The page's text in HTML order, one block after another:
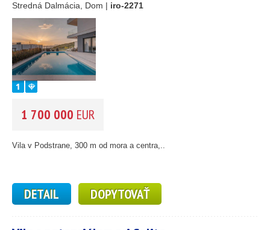
Stredná Dalmácia, Dom | iro-2271
1 700 000 EUR
Vila v Podstrane, 300 m od mora a centra,..
DETAIL DOPYTOVAŤ